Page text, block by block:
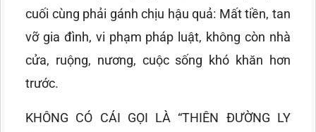
cuối cùng phải gánh chịu hậu quả: Mất tiền, tan
vỡ gia đình, vi phạm pháp luật, không còn nhà
cửa, ruộng, nương, cuộc sống khó khăn hơn
trước.
KHÔNG CÓ CÁI GỌI LÀ “THIÊN ĐƯỜNG LY